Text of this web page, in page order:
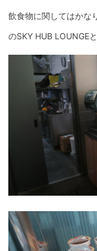
飲食物に関してはかな
のSKY HUB LOUNGE